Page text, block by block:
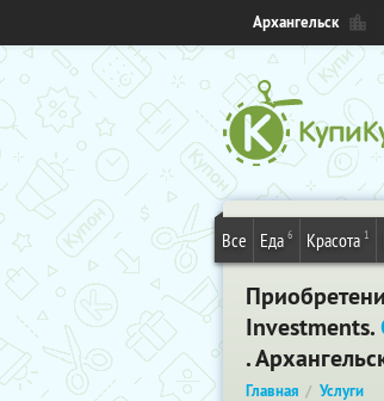
Архангельск
Все Еда 6 Красота 1
Investments.
.
Главная Услуги